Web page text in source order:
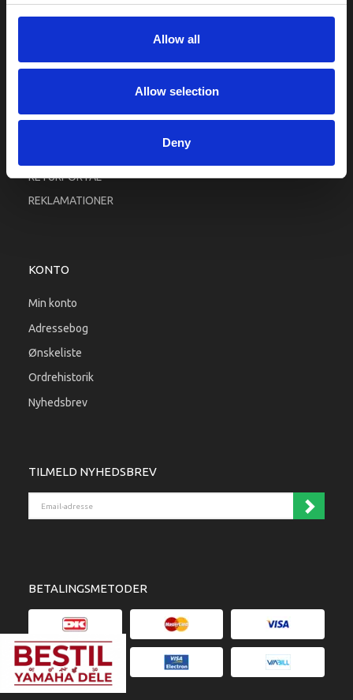
Allow all
Allow selection
Deny
RETURPORTAL
REKLAMATIONER
KONTO
Min konto
Adressebog
Ønskeliste
Ordrehistorik
Nyhedsbrev
TILMELD NYHEDSBREV
BETALINGSMETODER